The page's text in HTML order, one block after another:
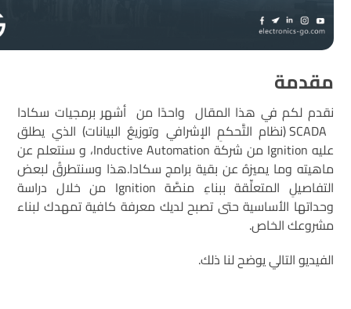
مقدمة
نقدم لكم في هذا المقال واحدًا من أشهر برمجيات سكادا
SCADA (نظام التَّحكمِ الإشرافي وتوزيعُ البيانات) الذي يطلق
عليه Ignition من شركة Inductive Automation، و سنتعلم عن
ماهيته وما يميزهُ عن بقية برامج سكادا.هذا وسنتطرقُ لبعض
التفاصيلِ المتعلِّقة ببناءِ منصَّة Ignition من خلال دراسة
وحداتها الأساسية حتى تصبح لديك معرفة كافية تمهدك لبناء
مشروعك الخاص.
الفيديو التالي يوضح لنا ذلك.